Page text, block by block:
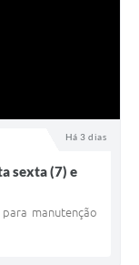
Há 3 dias
sexta (7) e
manutenção